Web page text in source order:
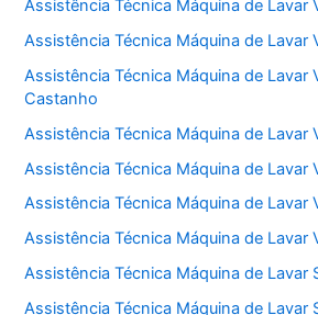
Assistência Técnica Máquina de Lavar
Assistência Técnica Máquina de Lavar
Assistência Técnica Máquina de Lavar
Castanho
Assistência Técnica Máquina de Lavar
Assistência Técnica Máquina de Lavar
Assistência Técnica Máquina de Lavar
Assistência Técnica Máquina de Lavar
Assistência Técnica Máquina de Lavar
Assistência Técnica Máquina de Lavar